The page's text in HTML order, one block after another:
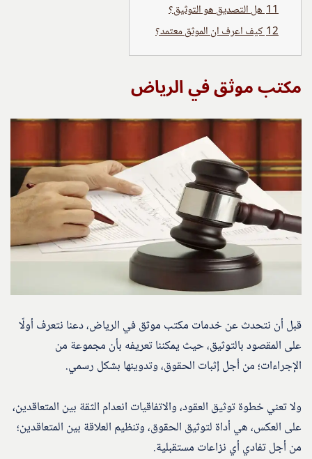
11هل التصديق هو التوثيق؟
12كيف اعرف ان الموثق معتمد؟
مكتب موثق في الرياض
قبل أن نتحدث عن خدمات مكتب موثق في الرياض، دعنا نتعرف أولًا
على المقصود بالتوثيق، حيث يمكننا تعريفه بأن مجموعة من
الإجراءات؛ من أجل إثبات الحقوق، وتدوينها بشكل رسمي.
ولا تعني خطوة توثيق العقود، والاتفاقيات انعدام الثقة بين المتعاقدين،
على العكس، هي أداة لتوثيق الحقوق، وتنظيم العلاقة بين المتعاقدين؛
من أجل تفادي أي نزاعات مستقبلية.